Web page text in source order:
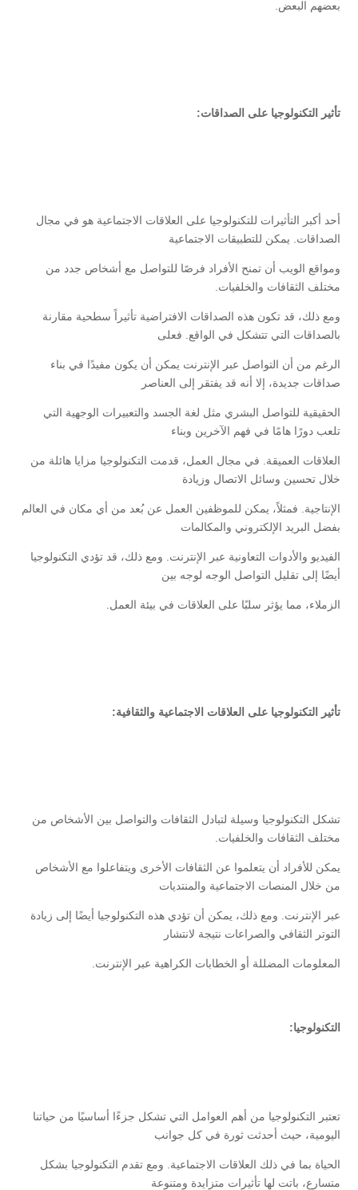
بعضهم البعض.
تأثير التكنولوجيا على الصداقات:
أحد أكبر التأثيرات للتكنولوجيا على العلاقات الاجتماعية هو في مجال
الصداقات. يمكن للتطبيقات الاجتماعية
ومواقع الويب أن تمنح الأفراد فرصًا للتواصل مع أشخاص جدد من
مختلف الثقافات والخلفيات.
ومع ذلك، قد تكون هذه الصداقات الافتراضية تأثيراً سطحية مقارنة
بالصداقات التي تتشكل في الواقع. فعلى
الرغم من أن التواصل عبر الإنترنت يمكن أن يكون مفيدًا في بناء
صداقات جديدة، إلا أنه قد يفتقر إلى العناصر
الحقيقية للتواصل البشري مثل لغة الجسد والتعبيرات الوجهية التي
تلعب دورًا هامًا في فهم الآخرين وبناء
العلاقات العميقة. في مجال العمل، قدمت التكنولوجيا مزايا هائلة من
خلال تحسين وسائل الاتصال وزيادة
الإنتاجية. فمثلاً، يمكن للموظفين العمل عن بُعد من أي مكان في العالم
بفضل البريد الإلكتروني والمكالمات
الفيديو والأدوات التعاونية عبر الإنترنت. ومع ذلك، قد تؤدي التكنولوجيا
أيضًا إلى تقليل التواصل الوجه لوجه بين
الزملاء، مما يؤثر سلبًا على العلاقات في بيئة العمل.
تأثير التكنولوجيا على العلاقات الاجتماعية والثقافية:
تشكل التكنولوجيا وسيلة لتبادل الثقافات والتواصل بين الأشخاص من
مختلف الثقافات والخلفيات.
يمكن للأفراد أن يتعلموا عن الثقافات الأخرى ويتفاعلوا مع الأشخاص
من خلال المنصات الاجتماعية والمنتديات
عبر الإنترنت. ومع ذلك، يمكن أن تؤدي هذه التكنولوجيا أيضًا إلى زيادة
التوتر الثقافي والصراعات نتيجة لانتشار
المعلومات المضللة أو الخطابات الكراهية عبر الإنترنت.
التكنولوجيا:
تعتبر التكنولوجيا من أهم العوامل التي تشكل جزءًا أساسيًا من حياتنا
اليومية، حيث أحدثت ثورة في كل جوانب
الحياة بما في ذلك العلاقات الاجتماعية. ومع تقدم التكنولوجيا بشكل
متسارع، باتت لها تأثيرات متزايدة ومتنوعة